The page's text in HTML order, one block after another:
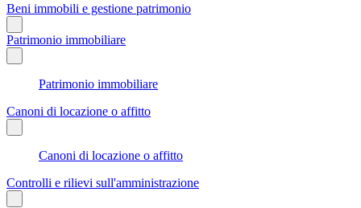
Beni immobili e gestione patrimonio
Patrimonio immobiliare
Patrimonio immobiliare
Canoni di locazione o affitto
Canoni di locazione o affitto
Controlli e rilievi sull'amministrazione